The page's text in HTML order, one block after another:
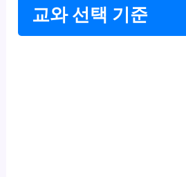
교와 선택 기준